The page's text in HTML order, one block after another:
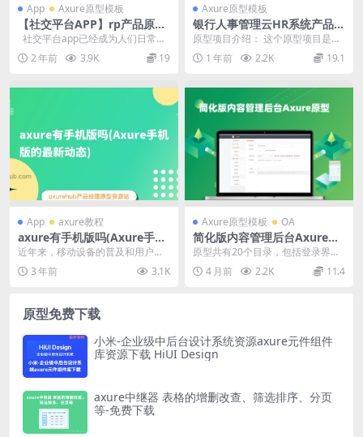
App Axure原型模板
【社交平台APP】rp产品原型
源文件
社交平台app已经成为人们日常生
活中不可或缺的一部分。随着智能
手机...2 年前 3.9K 19
Axure原型模板
银行人事管理云HR系统产品原
型模板案例Axure RP源文件
原型项目介绍： 这个原型项目是一
个名为“天津浦发银行云hr系统”的人
事管理系统，...
1 年前 2.2K 19.1
App axure教程
axure有手机版吗(Axure手机
版的最新动态)
近年来，移动设备的普及和用户对
移动应用的需求不断增长。作为一
款专业的原型设计工具...
3 年前 3.1K
Axure原型模板 OA
简化版内容管理后台Axure原
型模板下载
原型共有20个目录，包括登录界
面、系统界面、系统首页、广告管
理、关于我们、内容管...
4 月前 2.2K 11.4
原型免费下载
小米-企业级中后台设计系统资源axure元件组件
库资源下载 HiUI Design
axure中继器 表格的增删改查、筛选排序、分页
等-免费下载